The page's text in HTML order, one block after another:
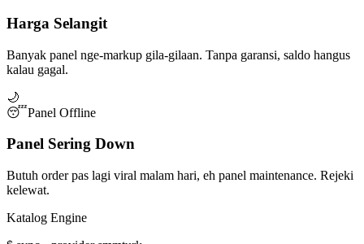
Harga Selangit
Banyak panel nge-markup gila-gilaan. Tanpa garansi, saldo hangus
kalau gagal.
🌙
😴Panel Offline
Panel Sering Down
Butuh order pas lagi viral malam hari, eh panel maintenance. Rejeki
kelewat.
Katalog Engine